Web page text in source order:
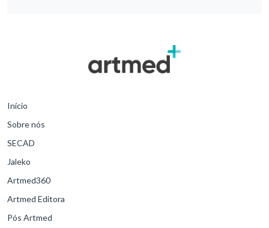
Início
Sobre nós
SECAD
Jaleko
Artmed360
Artmed Editora
Pós Artmed